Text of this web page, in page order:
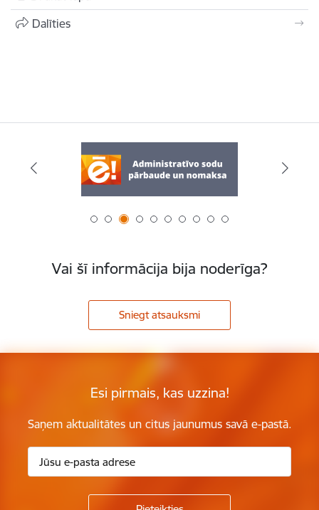
Dalīties
Vai šī informācija bija noderīga?
Sniegt atsauksmi
Esi pirmais, kas uzzina!
Saņem aktualitātes un citus jaunumus savā e-pastā.